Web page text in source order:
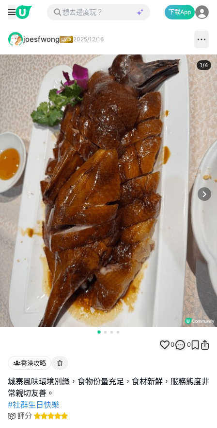
下載App
joesfwong 2025/12/16
1/4
0 0
香港攻略 食
城寨風味環境別緻，食物份量充足，食材新鮮，服務態度非
#社群生日快樂
評分